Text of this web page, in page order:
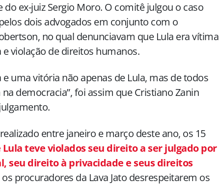
do ex-juiz Sergio Moro. O comitê julgou o caso
dois advogados em conjunto com o
no qual denunciavam que Lula era vítima
violação de direitos humanos.
uma vitória não apenas de Lula, mas de todos
democracia”, foi assim que Cristiano Zanin
entre janeiro e março deste ano, os 15
teve violados seu direito a ser julgado por
seu direito à privacidade e seus direitos
procuradores da Lava Jato desrespeitarem os